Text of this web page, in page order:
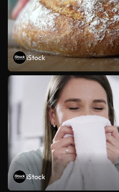
iStock
iStock